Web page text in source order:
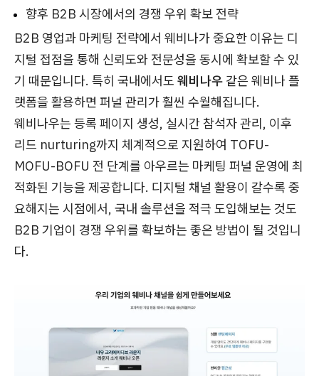
향후 B2B 시장에서의 경쟁 우위 확보 전략
B2B 영업과 마케팅 전략에서 웨비나가 중요한 이유는 디
지털 접점을 통해 신뢰도와 전문성을 동시에 확보할 수 있
기 때문입니다. 특히 국내에서도 웨비나우 같은 웨비나 플
랫폼을 활용하면 퍼널 관리가 훨씬 수월해집니다.
웨비나우는 등록 페이지 생성, 실시간 참석자 관리, 이후
리드 nurturing까지 체계적으로 지원하여 TOFU-
MOFU-BOFU 전 단계를 아우르는 마케팅 퍼널 운영에 최
적화된 기능을 제공합니다. 디지털 채널 활용이 갈수록 중
요해지는 시점에서, 국내 솔루션을 적극 도입해보는 것도
B2B 기업이 경쟁 우위를 확보하는 좋은 방법이 될 것입니
다.